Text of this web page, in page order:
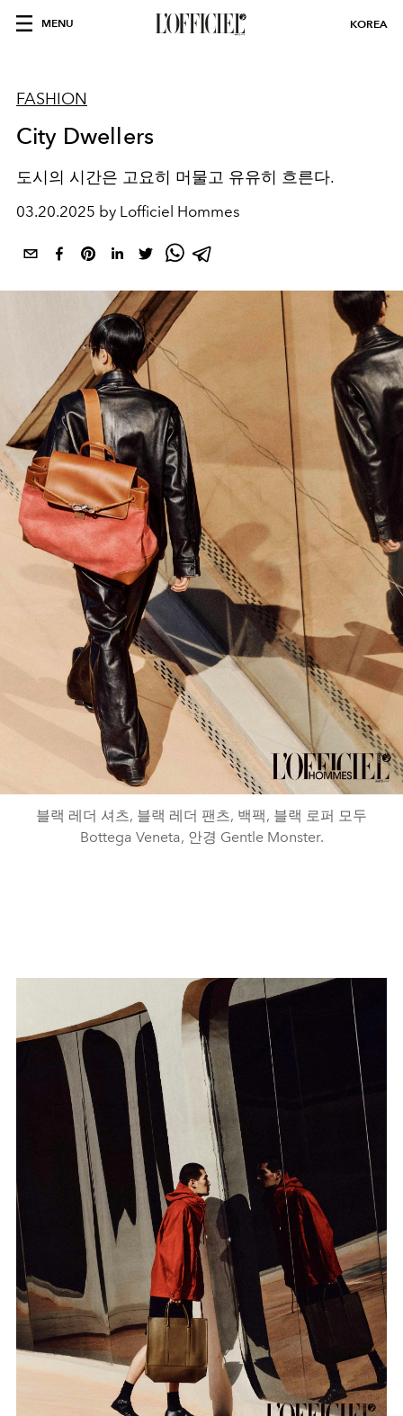
MENU KOREA
FASHION
City Dwellers
도시의 시간은 고요히 머물고 유유히 흐른다.
03.20.2025 by Lofficiel Hommes
블랙 레더 셔츠, 블랙 레더 팬츠, 백팩, 블랙 로퍼 모두
Bottega Veneta, 안경 Gentle Monster.